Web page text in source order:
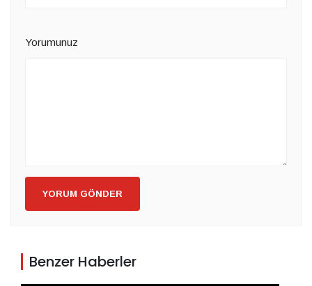
Yorumunuz
YORUM GÖNDER
Benzer Haberler